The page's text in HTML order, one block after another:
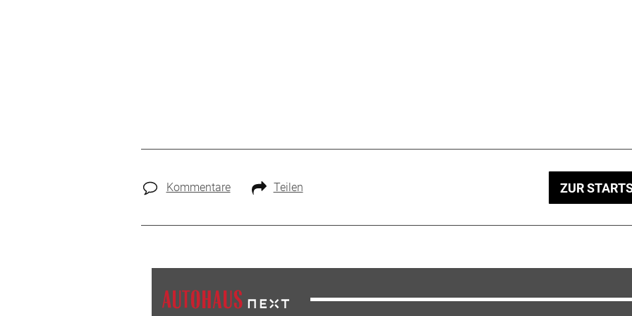
Kommentare Teilen ZUR